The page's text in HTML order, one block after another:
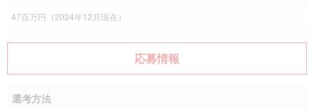
47百万円（2024年12月現在）
応募情報
選考方法